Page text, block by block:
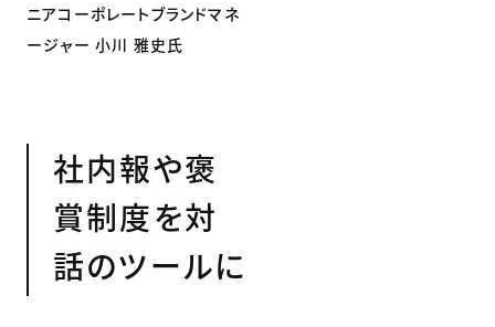
ニアコーポレートブランドマネ
ージャー 小川 雅史氏
社内報や褒
賞制度を対
話のツールに